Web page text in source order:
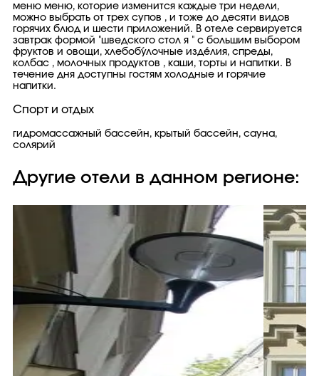
меню меню, которие изменится каждые три недели,
можно выбрать от трех супов , и тоже до десяти видов
горячих блюд и шести приложений. В отеле сервируется
завтрак формой "шведского стол я " с большим выбором
фруктов и овощи, хлебобу́лочные изде́лия, спреды,
колбас , молочных продуктов , каши, торты и напитки. В
течение дня доступны гостям холодные и горячие
напитки.
Спорт и отдых
гидромассажный бассейн, крытый бассейн, сауна,
солярий
Другие отели в данном регионе: